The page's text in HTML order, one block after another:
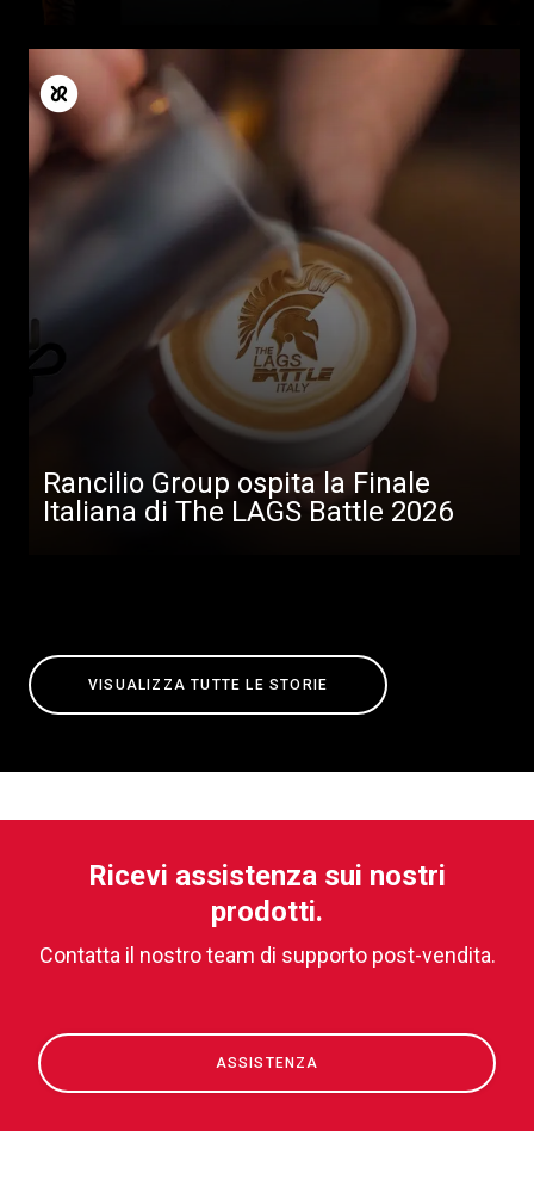
Rancilio Group ospita la Finale
Italiana di The LAGS Battle 2026
VISUALIZZA TUTTE LE STORIE
Ricevi assistenza sui nostri
prodotti.
Contatta il nostro team di supporto post-vendita.
ASSISTENZA